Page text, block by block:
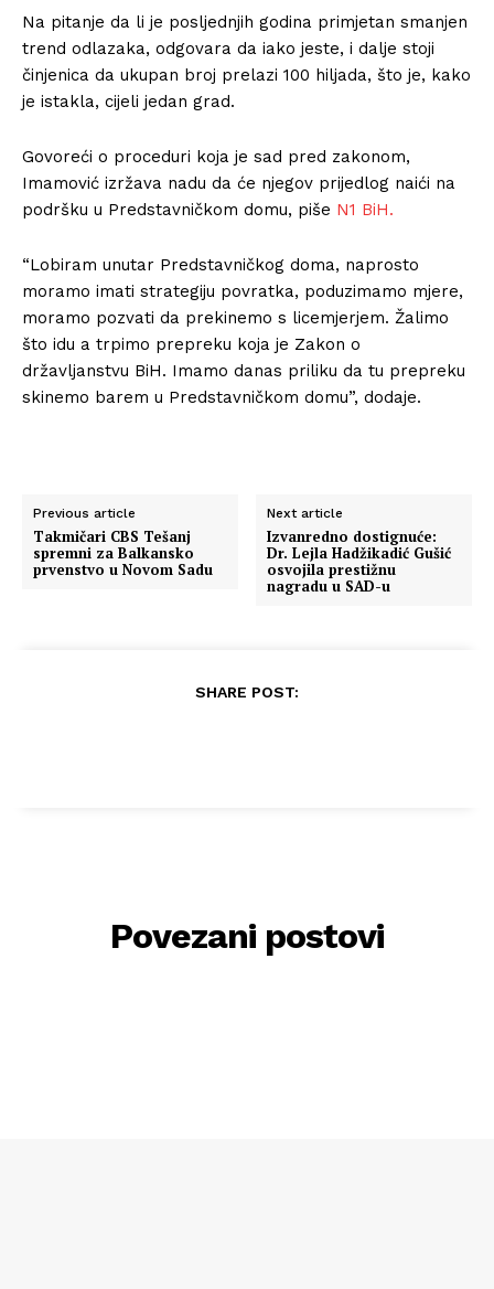
Na pitanje da li je posljednjih godina primjetan smanjen
trend odlazaka, odgovara da iako jeste, i dalje stoji
činjenica da ukupan broj prelazi 100 hiljada, što je, kako
je istakla, cijeli jedan grad.
Govoreći o proceduri koja je sad pred zakonom,
Imamović izržava nadu da će njegov prijedlog naići na
podršku u Predstavničkom domu, piše N1 BiH.
“Lobiram unutar Predstavničkog doma, naprosto
moramo imati strategiju povratka, poduzimamo mjere,
moramo pozvati da prekinemo s licemjerjem. Žalimo
što idu a trpimo prepreku koja je Zakon o
državljanstvu BiH. Imamo danas priliku da tu prepreku
skinemo barem u Predstavničkom domu”, dodaje.
Previous article
Takmičari CBS Tešanj
spremni za Balkansko
prvenstvo u Novom Sadu
Next article
Izvanredno dostignuće:
Dr. Lejla Hadžikadić Gušić
osvojila prestižnu
nagradu u SAD-u
SHARE POST:
Povezani postovi